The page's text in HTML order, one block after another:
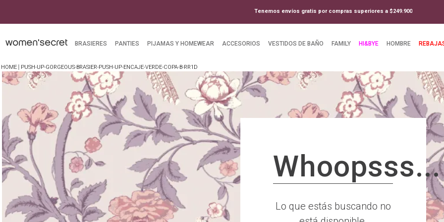
Tenemos envíos gratis por compras superiores a $249.900
BRASIERES PANTIES PIJAMAS Y HOMEWEAR ACCESORIOS VESTIDOS DE BAÑO FAMILY HI&BYE HOMBRE
PUSH-UP-GORGEOUS-BRASIER-PUSH-UP-ENCAJE-VERDE-COPA-B-RR1D
Whoopsss...
Lo que estás buscando no